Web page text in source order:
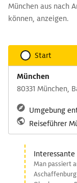
München aus nach
können, anzeigen.
Start
München
80331 München,
Umgebung
Reiseführer
Man passiert